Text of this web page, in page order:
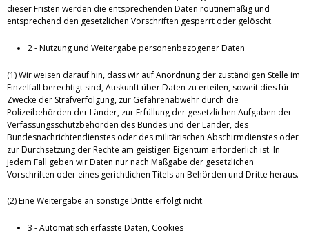
dieser Fristen werden die entsprechenden Daten routinemäßig und
entsprechend den gesetzlichen Vorschriften gesperrt oder gelöscht.
2 - Nutzung und Weitergabe personenbezogener Daten
(1) Wir weisen darauf hin, dass wir auf Anordnung der zuständigen Stelle im
Einzelfall berechtigt sind, Auskunft über Daten zu erteilen, soweit dies für
Zwecke der Strafverfolgung, zur Gefahrenabwehr durch die
Polizeibehörden der Länder, zur Erfüllung der gesetzlichen Aufgaben der
Verfassungsschutzbehörden des Bundes und der Länder, des
Bundesnachrichtendienstes oder des militärischen Abschirmdienstes oder
zur Durchsetzung der Rechte am geistigen Eigentum erforderlich ist. In
jedem Fall geben wir Daten nur nach Maßgabe der gesetzlichen
Vorschriften oder eines gerichtlichen Titels an Behörden und Dritte heraus.
(2) Eine Weitergabe an sonstige Dritte erfolgt nicht.
3 - Automatisch erfasste Daten, Cookies